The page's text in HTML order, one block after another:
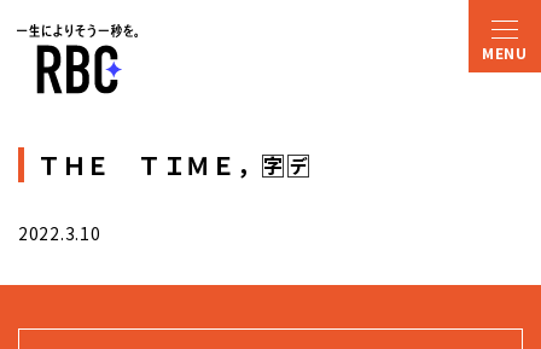
ＴＨＥ ＴＩＭＥ，🈑🈓
2022.3.10